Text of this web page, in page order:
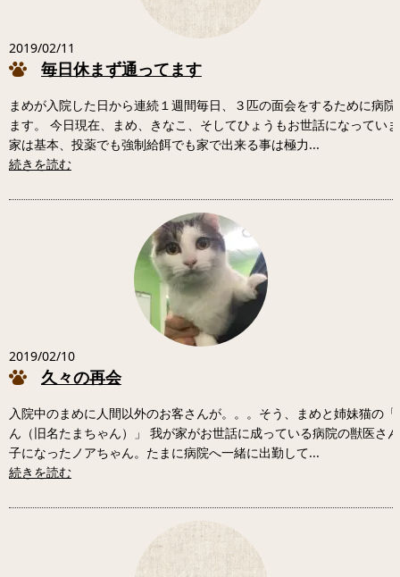
2019/02/11
毎日休まず通ってます
まめが入院した日から連続１週間毎日、３匹の面会をするために病院
ます。 今日現在、まめ、きなこ、そしてひょうもお世話になってい
家は基本、投薬でも強制給餌でも家で出来る事は極力...
続きを読む
2019/02/10
久々の再会
入院中のまめに人間以外のお客さんが。。。そう、まめと姉妹猫の「
ん（旧名たまちゃん）」 我が家がお世話に成っている病院の獣医さ
子になったノアちゃん。たまに病院へ一緒に出勤して...
続きを読む